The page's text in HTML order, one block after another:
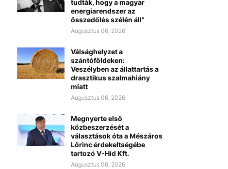
tudták, hogy a magyar
energiarendszer az
összedőlés szélén áll”
Augusztus 06, 2026
Válsághelyzet a
szántóföldeken:
Veszélyben az állattartás a
drasztikus szalmahiány
miatt
Augusztus 06, 2026
Megnyerte első
közbeszerzését a
választások óta a Mészáros
Lőrinc érdekeltségébe
tartozó V-Híd Kft.
Augusztus 06, 2026